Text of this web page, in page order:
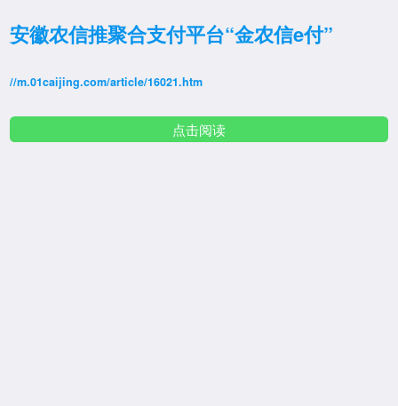
安徽农信推聚合支付平台“金农信e付”
//m.01caijing.com/article/16021.htm
点击阅读